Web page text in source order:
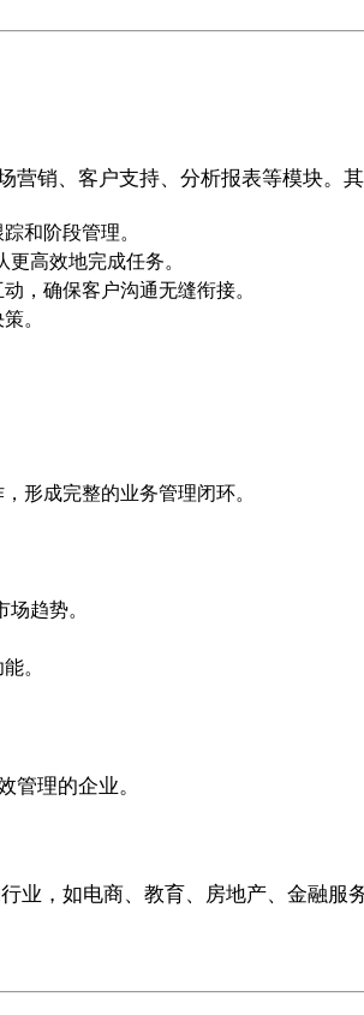
营销、客户支持、分析报表等模块。
和阶段管理。
高效地完成任务。
，确保客户沟通无缝衔接。
。
形成完整的业务管理闭环。
趋势。
。
管理的企业。
业，如电商、教育、房地产、金融服